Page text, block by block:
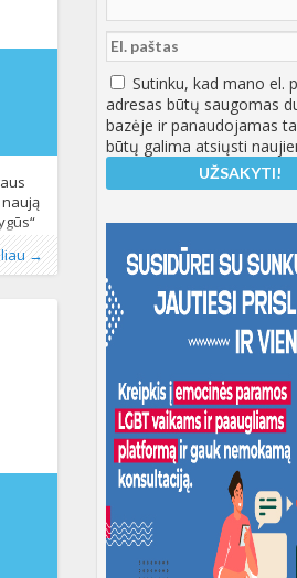
Sutinku, kad mano el.
adresas būtų saugomas
bazėje ir panaudojamas
būtų galima atsiųsti
→
,
12-